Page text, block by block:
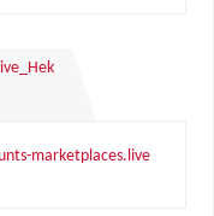
marketplaces.live